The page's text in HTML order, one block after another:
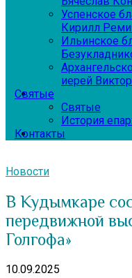
Успенское
Кирилл
Ильинское
иерей
Святые
Святые
История
Контакты
Новости
В Кудымкаре
передвижной
Голгофа»
10.09.2025